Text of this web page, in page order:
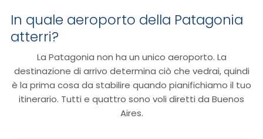
In quale aeroporto della Patagonia
atterri?
La Patagonia non ha un unico aeroporto. La
destinazione di arrivo determina ciò che vedrai, quindi
è la prima cosa da stabilire quando pianifichiamo il tuo
itinerario. Tutti e quattro sono voli diretti da Buenos
Aires.